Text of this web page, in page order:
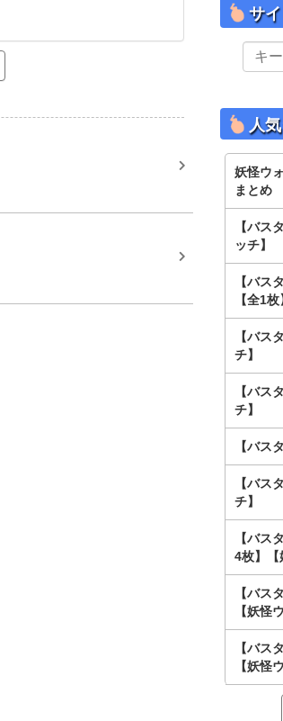
サ
イ
を
検
索
人
妖怪ウ
まとめ
【バス
ッチ】
【バス
【全1
【バス
チ】
【バス
チ】
【バス
【バス
チ】
【バス
4枚】【
【バス
【妖怪
【バス
【妖怪